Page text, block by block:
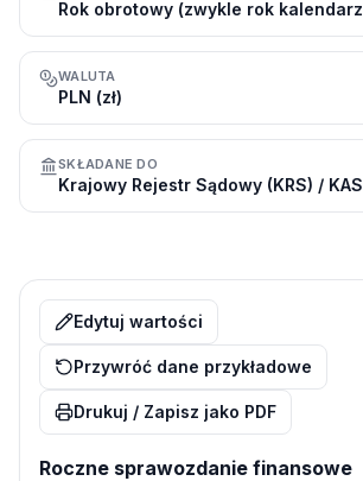
WALUTA
PLN (zł)
SKŁADANE DO
Krajowy Rejestr Sądowy (KRS) / KAS
Edytuj wartości
Przywróć dane przykładowe
Drukuj / Zapisz jako PDF
Roczne sprawozdanie finansowe